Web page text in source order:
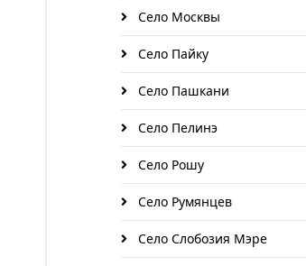
Село Москвы
Село Пайку
Село Пашкани
Село Пелинэ
Село Рошу
Село Румянцев
Село Слобозия Мэре